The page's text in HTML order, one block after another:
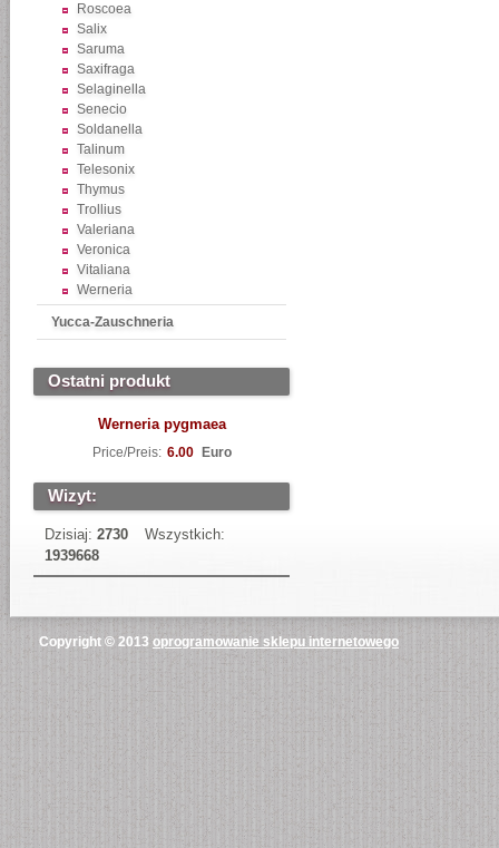
Roscoea
Salix
Saruma
Saxifraga
Selaginella
Senecio
Soldanella
Talinum
Telesonix
Thymus
Trollius
Valeriana
Veronica
Vitaliana
Werneria
Yucca-Zauschneria
Ostatni produkt
Werneria pygmaea
Price/Preis: 6.00 Euro
Wizyt:
Dzisiaj: 2730
Wszystkich:
1939668
Copyright © 2013 oprogramowanie sklepu internetowego